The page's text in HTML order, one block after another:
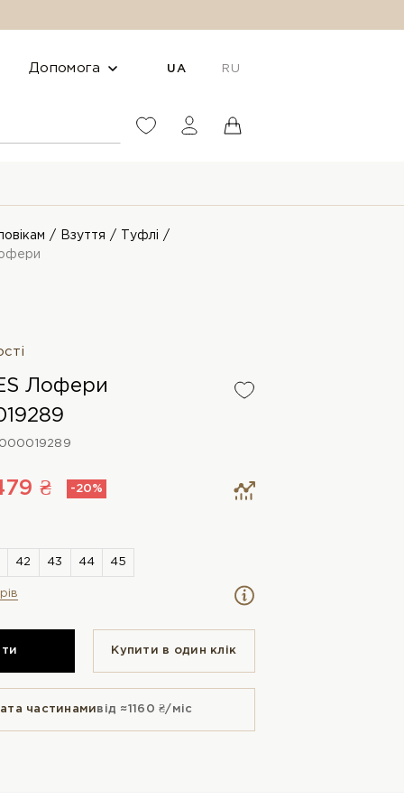
Допомога UA RU
Взуття
Туфлі
Лофери
₴ -20%
Купити в один клiк
частинамивід ≈1160 ₴/міс